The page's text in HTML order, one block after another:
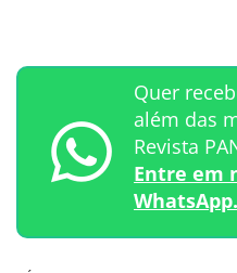
Quer
além das
Revista
Entre em
WhatsApp.